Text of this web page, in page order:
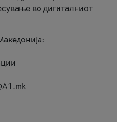
во дигиталниот